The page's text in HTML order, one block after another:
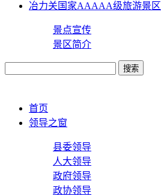
冶力关国家AAAAA级旅游景区
景点宣传
景区简介
首页
领导之窗
县委领导
人大领导
政府领导
政协领导